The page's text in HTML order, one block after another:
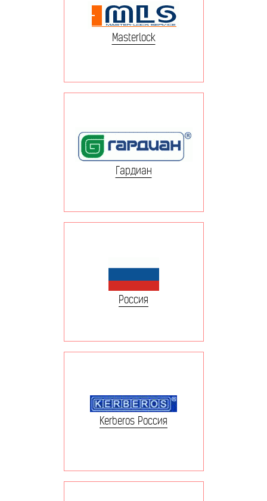
Masterlock
Гардиан
Россия
Kerberos Россия